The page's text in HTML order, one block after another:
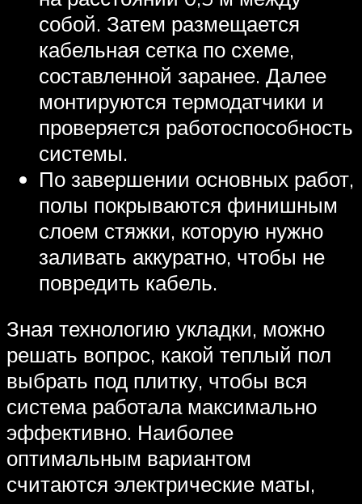
собой. Затем размещается
кабельная сетка по схеме,
составленной заранее. Далее
монтируются термодатчики и
проверяется работоспособность
системы.
По завершении основных работ,
полы покрываются финишным
слоем стяжки, которую нужно
заливать аккуратно, чтобы не
повредить кабель.
Зная технологию укладки, можно
решать вопрос, какой теплый пол
выбрать под плитку, чтобы вся
система работала максимально
эффективно. Наиболее
оптимальным вариантом
считаются электрические маты,